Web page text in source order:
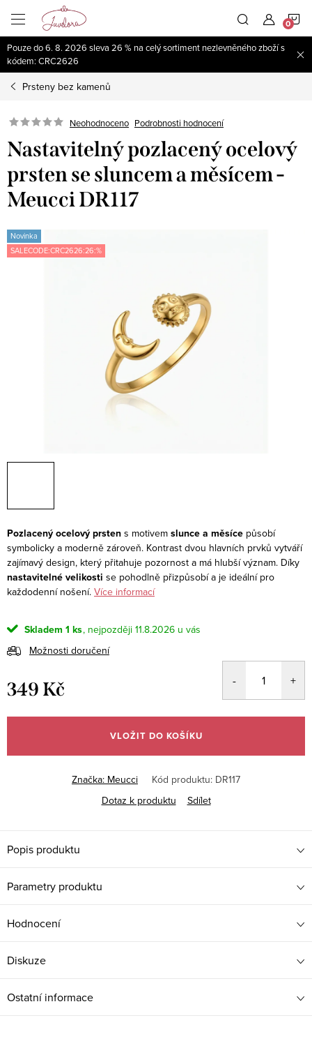
obsah
Pouze do 6. 8. 2026 sleva 26 % na celý sortiment nezlevněného zboží s
kódem: CRC2626
Prsteny bez kamenů
Neohodnoceno Podrobnosti hodnocení
Nastavitelný pozlacený ocelový
prsten se sluncem a měsícem -
Meucci DR117
Novinka
SALECODE:CRC2626:26:%
Pozlacený ocelový prsten s motivem slunce a měsíce působí
symbolicky a moderně zároveň. Kontrast dvou hlavních prvků vytváří
zajímavý design, který přitahuje pozornost a má hlubší význam. Díky
nastavitelné velikosti se pohodlně přizpůsobí a je ideální pro
každodenní nošení. Více informací
Skladem 1 ks
11.8.2026
Možnosti doručení
349 Kč
cena:
VLOŽIT DO KOŠÍKU
Značka: Meucci Kód produktu: DR117
Dotaz k produktu
Sdílet
Popis produktu
Parametry produktu
Hodnocení
Diskuze
Ostatní informace